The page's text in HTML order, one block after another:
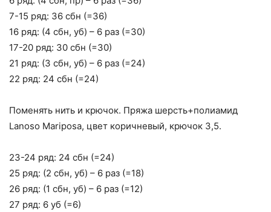
7-15 ряд: 36 сбн (=36)
16 ряд: (4 сбн, уб) – 6 раз (=30)
17-20 ряд: 30 сбн (=30)
21 ряд: (3 сбн, уб) – 6 раз (=24)
22 ряд: 24 сбн (=24)
Поменять нить и крючок. Пряжа шерсть+полиамид
Lanoso Mariposa, цвет коричневый, крючок 3,5.
23-24 ряд: 24 сбн (=24)
25 ряд: (2 сбн, уб) – 6 раз (=18)
26 ряд: (1 сбн, уб) – 6 раз (=12)
27 ряд: 6 уб (=6)